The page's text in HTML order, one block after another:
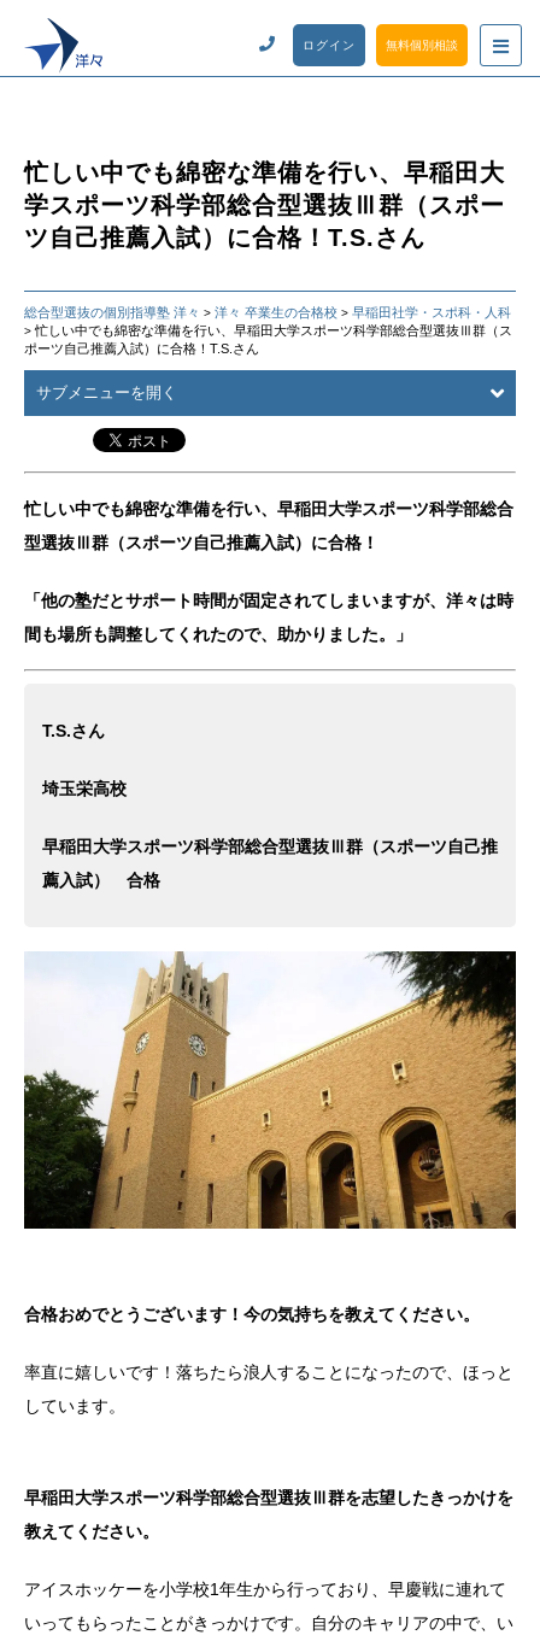
ログイン 無料個別相談
忙しい中でも綿密な準備を行い、早稲田大
学スポーツ科学部総合型選抜Ⅲ群（スポー
ツ自己推薦入試）に合格！T.S.さん
総合型選抜の個別指導塾 洋々 > 洋々 卒業生の合格校 > 早稲田社学・スポ科・人科
>忙しい中でも綿密な準備を行い、早稲田大学スポーツ科学部総合型選抜Ⅲ群（ス
ポーツ自己推薦入試）に合格！T.S.さん
サブメニューを開く
忙しい中でも綿密な準備を行い、早稲田大学スポーツ科学部総合
型選抜Ⅲ群（スポーツ自己推薦入試）に合格！
「他の塾だとサポート時間が固定されてしまいますが、洋々は時
間も場所も調整してくれたので、助かりました。」
T.S.さん
埼玉栄高校
早稲田大学スポーツ科学部総合型選抜Ⅲ群（スポーツ自己推
薦入試） 合格
合格おめでとうございます！今の気持ちを教えてください。
率直に嬉しいです！落ちたら浪人することになったので、ほっと
しています。
早稲田大学スポーツ科学部総合型選抜Ⅲ群を志望したきっかけを
教えてください。
アイスホッケーを小学校1年生から行っており、早慶戦に連れて
いってもらったことがきっかけです。自分のキャリアの中で、い